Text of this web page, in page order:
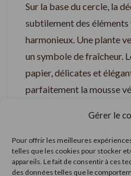
Gérer le
Pour offrir les meilleures
telles que les cookies pour stocker
appareils. Le fait de consentir à ces
des données telles que le
Sur la base du cercle, la
subtilement des éléments
harmonieux. Une plante
un symbole de fraîcheur.
papier, délicates et
parfaitement la mousse
romantique qui complète